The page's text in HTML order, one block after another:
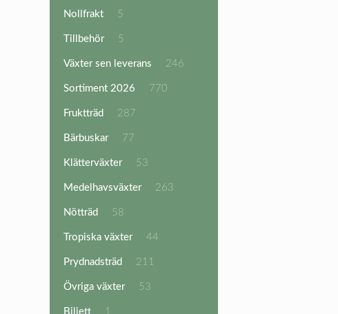
Nollfrakt
5
Tillbehör
5
Växter sen leverans
246
Sortiment 2026
770
Fruktträd
287
Bärbuskar
77
Klätterväxter
53
Medelhavsväxter
263
Nötträd
58
Tropiska växter
44
Prydnadsträd
211
Övriga växter
53
Biljett
1